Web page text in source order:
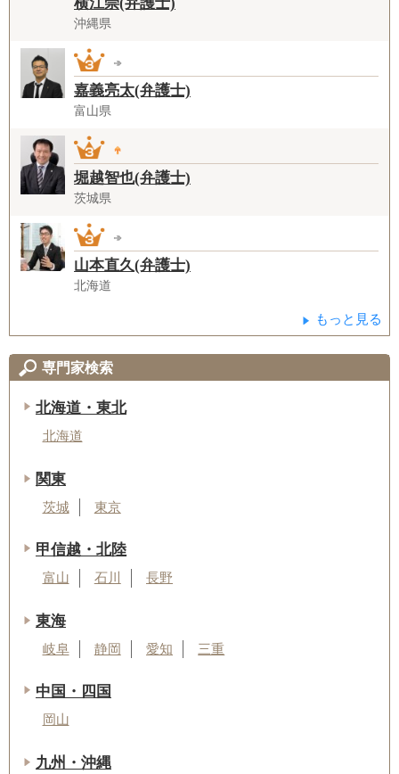
沖縄県
嘉義亮太(弁護士)
富山県
堀越智也(弁護士)
茨城県
山本直久(弁護士)
北海道
もっと見る
専門家検索
北海道・東北
北海道
関東
茨城 東京
甲信越・北陸
富山 石川 長野
東海
岐阜 静岡 愛知 三重
中国・四国
岡山
九州・沖縄